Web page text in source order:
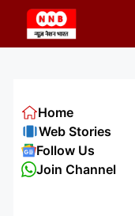
content
Home
Web Stories
Follow Us
Join Channel